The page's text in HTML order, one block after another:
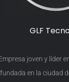
GLF
joven y líder
en la ciudad